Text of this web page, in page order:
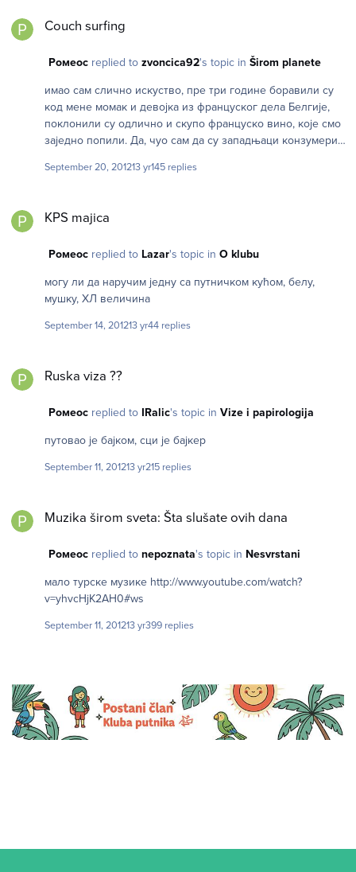
Couch surfing
Ромеосreplied to zvoncica92's topic in Širom planete
имао сам слично искуство, пре три године боравили су
код мене момак и девојка из француског дела Белгије,
поклонили су одлично и скупо француско вино, које смо
заједно попили. Да, чуо сам да су западњаци конзумери
September 20, 201213 yr145 replies
KPS majica
Ромеосreplied to Lazar's topic in O klubu
могу ли да наручим једну са путничком кућом, белу,
мушку, ХЛ величина
September 14, 201213 yr44 replies
Ruska viza ??
Ромеосreplied to IRalic's topic in Vize i papirologija
путовао je баjком, сци jе баjкер
September 11, 201213 yr215 replies
Muzika širom sveta: Šta slušate ovih dana
Ромеосreplied to nepoznata's topic in Nesvrstani
мало турске музике http://www.youtube.com/watch?
v=yhvcHjK2AH0#ws
September 11, 201213 yr399 replies